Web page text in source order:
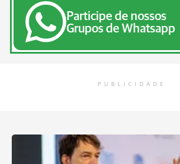
Participe de nossos
Grupos de Whatsapp
PUBLICIDADE